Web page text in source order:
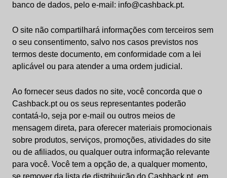
banco de dados, pelo e-mail: info@cashback.pt.
O site não compartilhará informações com terceiros sem
o seu consentimento, salvo nos casos previstos nos
termos deste documento, em conformidade com a lei
aplicável ou para atender a uma ordem judicial.
Ao fornecer seus dados no site, você concorda que o
Cashback.pt ou os seus representantes poderão
contatá-lo, seja por e-mail ou outros meios de
mensagem direta, para oferecer materiais promocionais
sobre produtos, serviços, promoções, atividades do site
ou de afiliados, ou qualquer outra informação relevante
para você. Você tem a opção de, a qualquer momento,
se remover da lista de distribuição do Cashback.pt, em